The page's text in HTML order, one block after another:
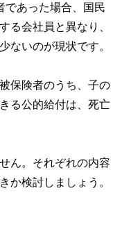
であった場合、国民
る会社員と異なり、
ないのが現状です。
保険者のうち、子の
る公的給付は、死亡
ん。それぞれの内容
か検討しましょう。